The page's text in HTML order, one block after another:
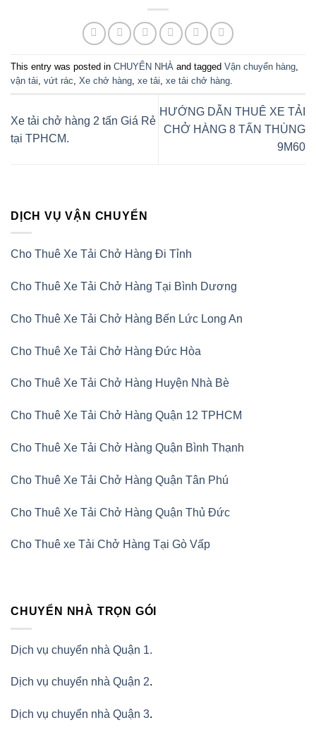
DỊCH VỤ VẬN CHUYỂN
Cho Thuê Xe Tải Chở Hàng Đi Tỉnh
Cho Thuê Xe Tải Chở Hàng Tại Bình Dương
Cho Thuê Xe Tải Chở Hàng Bến Lức Long An
Cho Thuê Xe Tải Chở Hàng Đức Hòa
Cho Thuê Xe Tải Chở Hàng Huyện Nhà Bè
Cho Thuê Xe Tải Chở Hàng Quận 12 TPHCM
Cho Thuê Xe Tải Chở Hàng Quận Bình Thạnh
Cho Thuê Xe Tải Chở Hàng Quận Tân Phú
Cho Thuê Xe Tải Chở Hàng Quận Thủ Đức
Cho Thuê xe Tải Chở Hàng Tại Gò Vấp
CHUYỂN NHÀ TRỌN GÓI
Dịch vụ chuyển nhà Quận 1.
Dịch vụ chuyển nhà Quận 2.
Dịch vụ chuyển nhà Quận 3.
This entry was posted in CHUYỂN NHÀ and tagged Vận chuyển hàng
vận tải vứt rác Xe chở hàng xe tải xe tải chở hàng
Xe tải chở hàng 2 tấn Giá Rẻ
tại TPHCM.
HƯỚNG DẪN THUÊ XE TẢI
CHỞ HÀNG 8 TẤN THÙNG
9M60